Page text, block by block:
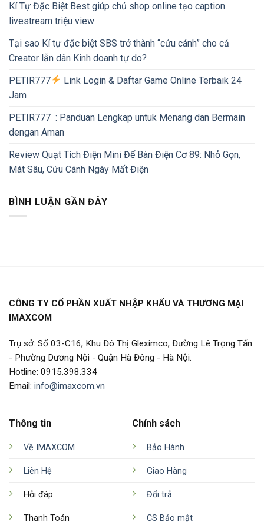
Kí Tự Đặc Biệt Best giúp chủ shop online tạo caption
livestream triệu view
Tại sao Kí tự đặc biệt SBS trở thành “cứu cánh” cho cả
Creator lẫn dân Kinh doanh tự do?
PETIR777
Link Login & Daftar Game Online Terbaik 24
Jam
PETIR777 : Panduan Lengkap untuk Menang dan Bermain
dengan Aman
Review Quạt Tích Điện Mini Để Bàn Điện Cơ 89: Nhỏ Gọn,
Mát Sâu, Cứu Cánh Ngày Mất Điện
BÌNH LUẬN GẦN ĐÂY
CÔNG TY CỔ PHẦN XUẤT NHẬP KHẨU VÀ THƯƠNG MẠI
IMAXCOM
Trụ sở: Số 03-C16, Khu Đô Thị Gleximco, Đường Lê Trọng Tấn
- Phường Dương Nội - Quận Hà Đông - Hà Nội.
Hotline: 0915.398.334
Email: info@imaxcom.vn
Thông tin
Về IMAXCOM
Liên Hệ
Hỏi đáp
Thanh Toán
Chính sách
Bảo Hành
Giao Hàng
Đổi trả
CS Bảo mật